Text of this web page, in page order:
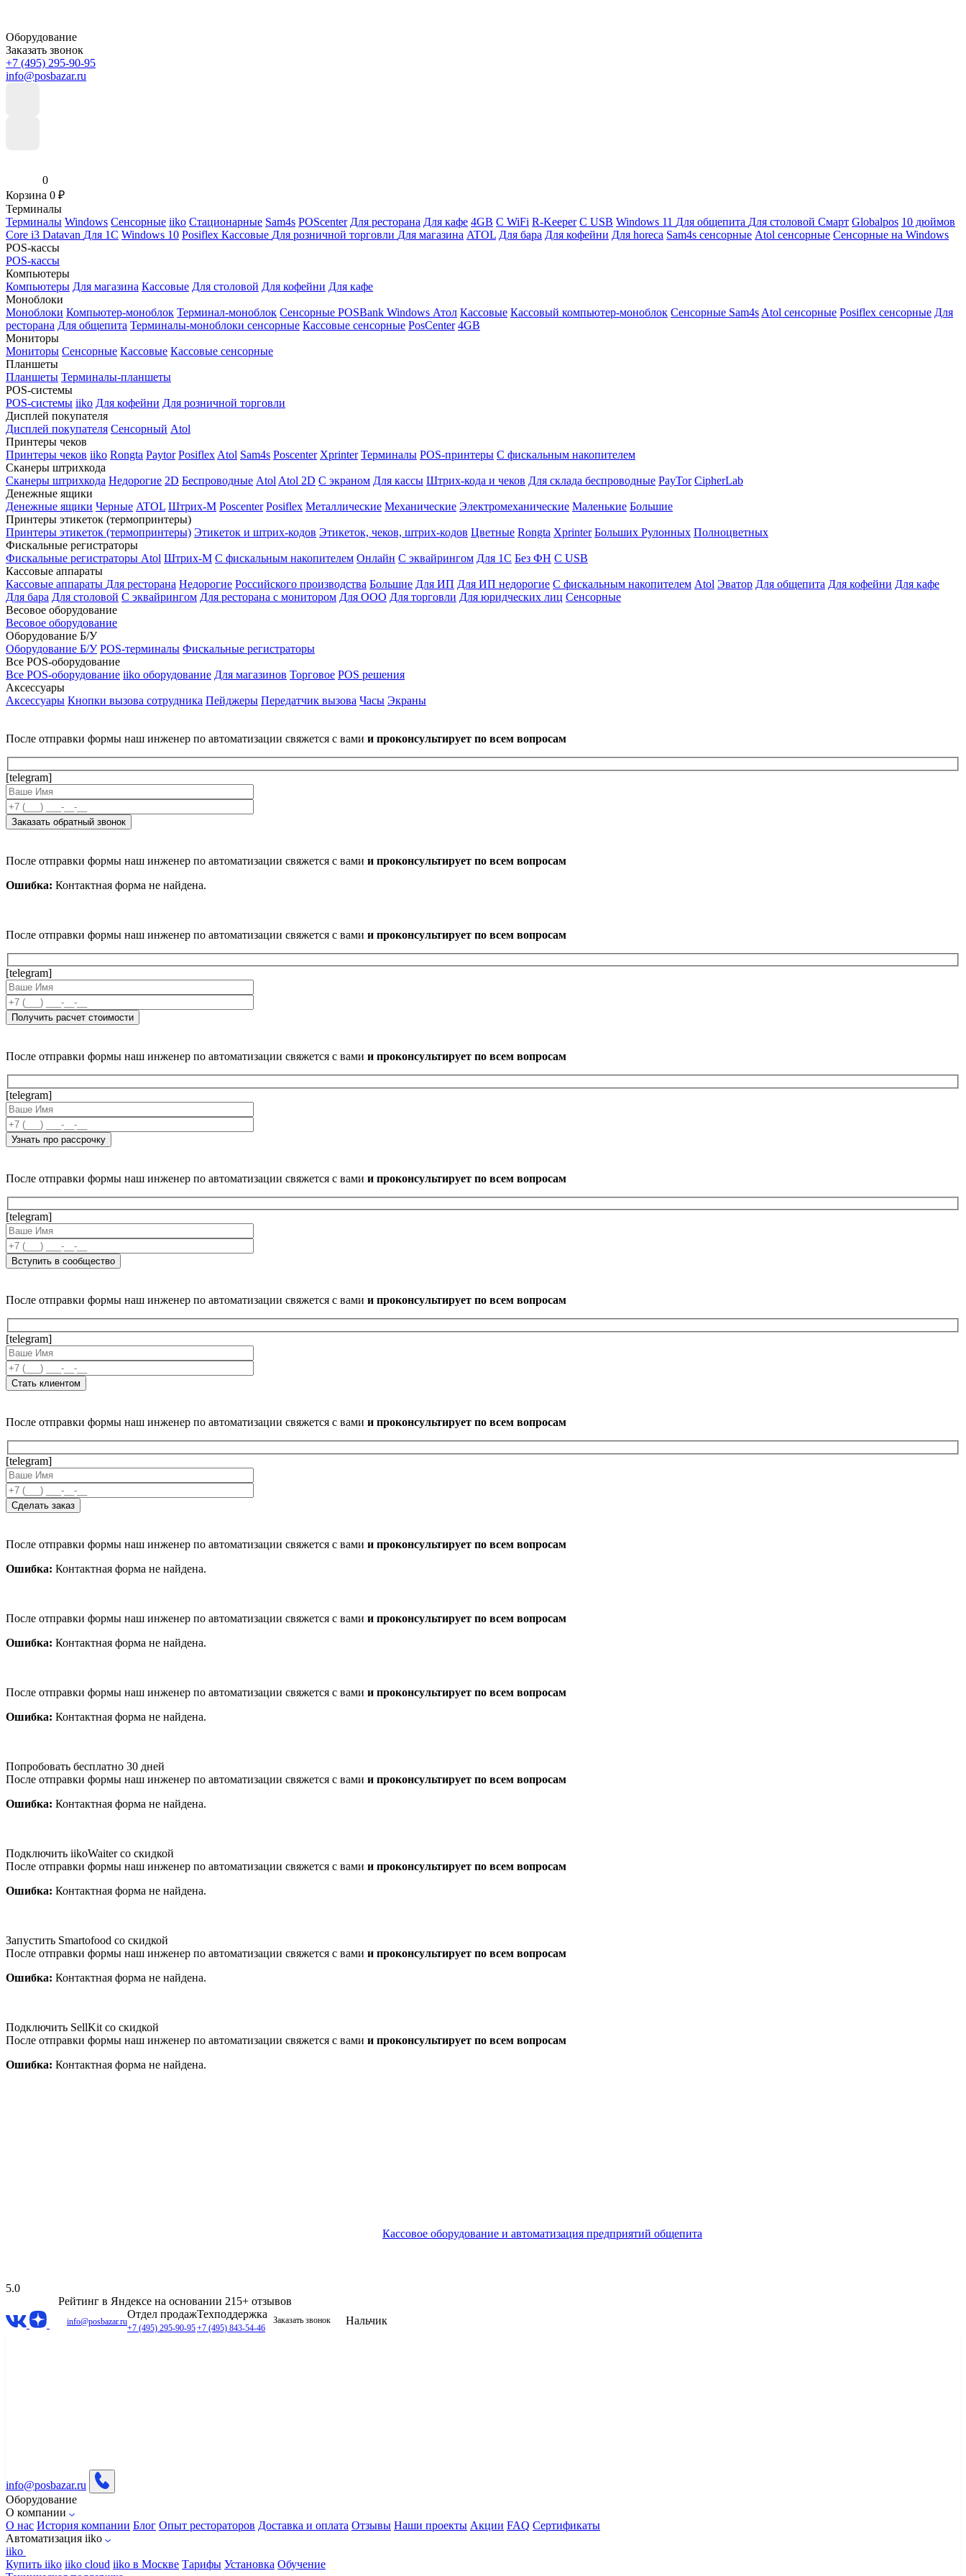
Оборудование
Заказать звонок
+7 (495) 295-90-95
info@posbazar.ru
0
Корзина 0 ₽
Терминалы
Терминалы Windows Сенсорные iiko Стационарные Sam4s POScenter Для ресторана Для кафе 4GB С WiFi R-Keeper С USB Windows 11 Для общепита Для столовой Смарт Globalpos 10 дюймов
Core i3 Datavan Для 1С Windows 10 Posiflex Кассовые Для розничной торговли Для магазина ATOL Для бара Для кофейни Для horeca Sam4s сенсорные Atol сенсорные Сенсорные на Windows
POS-кассы
POS-кассы
Компьютеры
Компьютеры Для магазина Кассовые Для столовой Для кофейни Для кафе
Моноблоки
Моноблоки Компьютер-моноблок Терминал-моноблок Сенсорные POSBank Windows Атол Кассовые Кассовый компьютер-моноблок Сенсорные Sam4s Atol сенсорные Posiflex сенсорные Для
ресторана Для общепита Терминалы-моноблоки сенсорные Кассовые сенсорные PosCenter 4GB
Мониторы
Мониторы Сенсорные Кассовые Кассовые сенсорные
Планшеты
Планшеты Терминалы-планшеты
POS-системы
POS-системы iiko Для кофейни Для розничной торговли
Дисплей покупателя
Дисплей покупателя Сенсорный Atol
Принтеры чеков
Принтеры чеков iiko Rongta Paytor Posiflex Atol Sam4s Poscenter Xprinter Терминалы POS-принтеры С фискальным накопителем
Сканеры штрихкода
Сканеры штрихкода Недорогие 2D Беспроводные Atol Atol 2D С экраном Для кассы Штрих-кода и чеков Для склада беспроводные PayTor CipherLab
Денежные ящики
Денежные ящики Черные ATOL Штрих-М Poscenter Posiflex Металлические Механические Электромеханические Маленькие Большие
Принтеры этикеток (термопринтеры)
Принтеры этикеток (термопринтеры) Этикеток и штрих-кодов Этикеток, чеков, штрих-кодов Цветные Rongta Xprinter Больших Рулонных Полноцветных
Фискальные регистраторы
Фискальные регистраторы Atol Штрих-М С фискальным накопителем Онлайн С эквайрингом Для 1С Без ФН С USB
Кассовые аппараты
Кассовые аппараты Для ресторана Недорогие Российского производства Большие Для ИП Для ИП недорогие С фискальным накопителем Atol Эватор Для общепита Для кофейни Для кафе
Для бара Для столовой С эквайрингом Для ресторана с монитором Для ООО Для торговли Для юридческих лиц Сенсорные
Весовое оборудование
Весовое оборудование
Оборудование Б/У
Оборудование Б/У POS-терминалы Фискальные регистраторы
Все POS-оборудование
Все POS-оборудование iiko оборудование Для магазинов Торговое POS решения
Аксессуары
Аксессуары Кнопки вызова сотрудника Пейджеры Передатчик вызова Часы Экраны
После отправки формы наш инженер по автоматизации свяжется с вами и проконсультирует по всем вопросам
[telegram]
После отправки формы наш инженер по автоматизации свяжется с вами и проконсультирует по всем вопросам
Ошибка: Контактная форма не найдена.
После отправки формы наш инженер по автоматизации свяжется с вами и проконсультирует по всем вопросам
[telegram]
После отправки формы наш инженер по автоматизации свяжется с вами и проконсультирует по всем вопросам
[telegram]
После отправки формы наш инженер по автоматизации свяжется с вами и проконсультирует по всем вопросам
[telegram]
После отправки формы наш инженер по автоматизации свяжется с вами и проконсультирует по всем вопросам
[telegram]
После отправки формы наш инженер по автоматизации свяжется с вами и проконсультирует по всем вопросам
[telegram]
После отправки формы наш инженер по автоматизации свяжется с вами и проконсультирует по всем вопросам
Ошибка: Контактная форма не найдена.
После отправки формы наш инженер по автоматизации свяжется с вами и проконсультирует по всем вопросам
Ошибка: Контактная форма не найдена.
После отправки формы наш инженер по автоматизации свяжется с вами и проконсультирует по всем вопросам
Ошибка: Контактная форма не найдена.
Попробовать бесплатно 30 дней
После отправки формы наш инженер по автоматизации свяжется с вами и проконсультирует по всем вопросам
Ошибка: Контактная форма не найдена.
Подключить iikoWaiter со скидкой
После отправки формы наш инженер по автоматизации свяжется с вами и проконсультирует по всем вопросам
Ошибка: Контактная форма не найдена.
Запустить Smartofood со скидкой
После отправки формы наш инженер по автоматизации свяжется с вами и проконсультирует по всем вопросам
Ошибка: Контактная форма не найдена.
Подключить SellKit со скидкой
После отправки формы наш инженер по автоматизации свяжется с вами и проконсультирует по всем вопросам
Ошибка: Контактная форма не найдена.
Кассовое оборудование и автоматизация предприятий общепита
5.0
Рейтинг в Яндексе на основании 215+ отзывов
info@posbazar.ru
Отдел продаж
+7 (495) 295-90-95
Техподдержка
+7 (495) 843-54-46
Заказать звонок Нальчик
info@posbazar.ru
Оборудование
О компании
О нас История компании Блог Опыт рестораторов Доставка и оплата Отзывы Наши проекты Акции FAQ Сертификаты
Автоматизация iiko
iiko
Купить iiko iiko cloud iiko в Москве Тарифы Установка Обучение